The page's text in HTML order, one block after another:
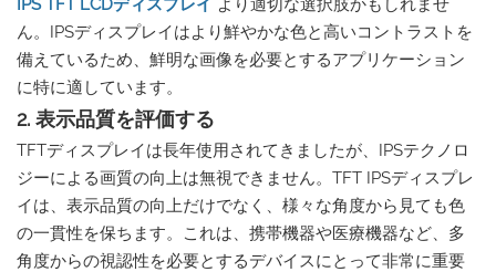
IPS TFT LCDディスプレイ より適切な選択肢かもしれませ
ん。IPSディスプレイはより鮮やかな色と高いコントラストを
備えているため、鮮明な画像を必要とするアプリケーション
に特に適しています。
2. 表示品質を評価する
TFTディスプレイは長年使用されてきましたが、IPSテクノロ
ジーによる画質の向上は無視できません。TFT IPSディスプレ
イは、表示品質の向上だけでなく、様々な角度から見ても色
の一貫性を保ちます。これは、携帯機器や医療機器など、多
角度からの視認性を必要とするデバイスにとって非常に重要